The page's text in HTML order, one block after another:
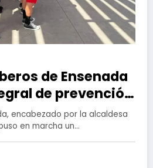
de Ensenada
de prevención
encabezado por la alcaldesa
en marcha un…